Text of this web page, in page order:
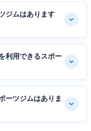
ジムはあります
利用できるスポー
ーツジムはありま